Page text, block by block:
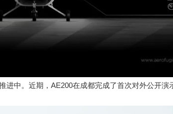
进中。近期，AE200在成都完成了首次对外公开演